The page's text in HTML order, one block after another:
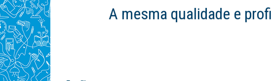
A mesma qualidade e